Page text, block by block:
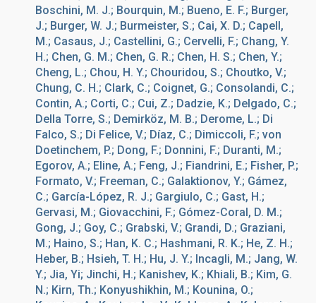
Boschini, M. J.; Bourquin, M.; Bueno, E. F.; Burger,
J.; Burger, W. J.; Burmeister, S.; Cai, X. D.; Capell,
M.; Casaus, J.; Castellini, G.; Cervelli, F.; Chang, Y.
H.; Chen, G. M.; Chen, G. R.; Chen, H. S.; Chen, Y.;
Cheng, L.; Chou, H. Y.; Chouridou, S.; Choutko, V.;
Chung, C. H.; Clark, C.; Coignet, G.; Consolandi, C.;
Contin, A.; Corti, C.; Cui, Z.; Dadzie, K.; Delgado, C.;
Della Torre, S.; Demirköz, M. B.; Derome, L.; Di
Falco, S.; Di Felice, V.; Díaz, C.; Dimiccoli, F.; von
Doetinchem, P.; Dong, F.; Donnini, F.; Duranti, M.;
Egorov, A.; Eline, A.; Feng, J.; Fiandrini, E.; Fisher, P.;
Formato, V.; Freeman, C.; Galaktionov, Y.; Gámez,
C.; García-López, R. J.; Gargiulo, C.; Gast, H.;
Gervasi, M.; Giovacchini, F.; Gómez-Coral, D. M.;
Gong, J.; Goy, C.; Grabski, V.; Grandi, D.; Graziani,
M.; Haino, S.; Han, K. C.; Hashmani, R. K.; He, Z. H.;
Heber, B.; Hsieh, T. H.; Hu, J. Y.; Incagli, M.; Jang, W.
Y.; Jia, Yi; Jinchi, H.; Kanishev, K.; Khiali, B.; Kim, G.
N.; Kirn, Th.; Konyushikhin, M.; Kounina, O.;